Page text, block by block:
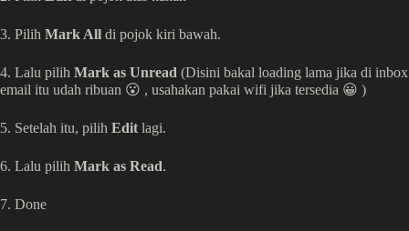
3. Pilih Mark All di pojok kiri bawah.
4. Lalu pilih Mark as Unread (Disini bakal loading lama jika di inbox
email itu udah ribuan 😮 , usahakan pakai wifi jika tersedia 😀 )
5. Setelah itu, pilih Edit lagi.
6. Lalu pilih Mark as Read.
7. Done